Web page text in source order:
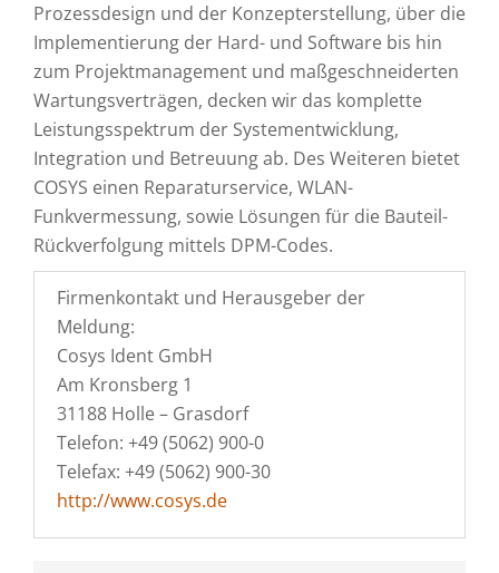
Prozessdesign und der Konzepterstellung, über die
Implementierung der Hard- und Software bis hin
zum Projektmanagement und maßgeschneiderten
Wartungsverträgen, decken wir das komplette
Leistungsspektrum der Systementwicklung,
Integration und Betreuung ab. Des Weiteren bietet
COSYS einen Reparaturservice, WLAN-
Funkvermessung, sowie Lösungen für die Bauteil-
Rückverfolgung mittels DPM-Codes.
Firmenkontakt und Herausgeber der
Meldung:
Cosys Ident GmbH
Am Kronsberg 1
31188 Holle – Grasdorf
Telefon: +49 (5062) 900-0
Telefax: +49 (5062) 900-30
http://www.cosys.de